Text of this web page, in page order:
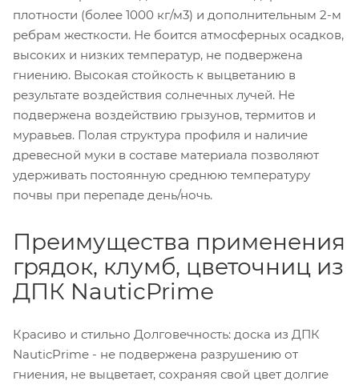
плотности (более 1000 кг/м3) и дополнительным 2-м
ребрам жесткости. Не боится атмосферных осадков,
высоких и низких температур, не подвержена
гниению. Высокая стойкость к выцветанию в
результате воздействия солнечных лучей. Не
подвержена воздействию грызунов, термитов и
муравьев. Полая структура профиля и наличие
древесной муки в составе материала позволяют
удерживать постоянную среднюю температуру
почвы при перепаде день/ночь.
Преимущества применения
грядок, клумб, цветочниц из
ДПК NauticPrime
Красиво и стильно Долговечность: доска из ДПК
NauticPrime - не подвержена разрушению от
гниения, не выцветает, сохраняя свой цвет долгие